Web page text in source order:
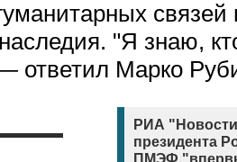
связей
"Я знаю,
ответил Марко
РИА
президента
ПМЭФ